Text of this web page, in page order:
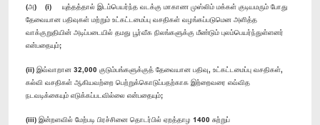
(அ) (i) யுத்தத்தால் இடம்பெயர்ந்த வடக்கு மாகாண முஸ்லிம் மக்கள் குடியமரும் போது
தேவையான பதிவுகள் மற்றும் உட்கட்டமைப்பு வசதிகள் வழங்கப்படுமென அளித்த
வாக்குறுதியின் அடிப்படையில் தமது பூர்வீக நிலங்களுக்கு மீண்டும் புலம்பெயர்ந்துள்ளனர்
என்பதையும்;
(ii) இவ்வாறான 32,000 குடும்பங்களுக்குத் தேவையான பதிவு, உட்கட்டமைப்பு வசதிகள்,
கல்வி வசதிகள் ஆகியவற்றை பெற்றுக்கொடுப்பதற்காக இற்றைவரை எவ்வித
நடவடிக்கையும் எடுக்கப்படவில்லை என்பதையும்;
(iii) இன்றளவில் மேற்படி பிரச்சினை தொடர்பில் ஏறத்தாழ 1400 சுற்றுப்